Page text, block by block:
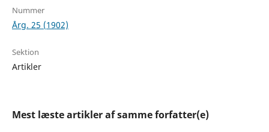
Nummer
Årg. 25 (1902)
Sektion
Artikler
Mest læste artikler af samme forfatter(e)